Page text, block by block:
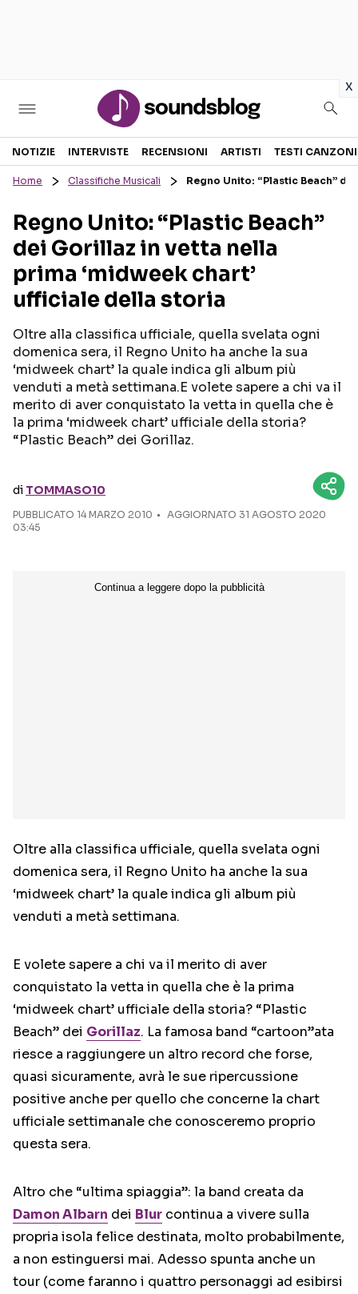
x
Sezioni
RECENSIONI MUSICALI
INTERVISTE
GOSSIP E CURIOSITÀ
TESTI CANZONI
TOUR ED EVENTI
TALENT SHOW
Seguici sui social
NOTIZIE INTERVISTE RECENSIONI ARTISTI TESTI CANZONI
Home Classifiche Musicali Regno Unito: “Plastic Beach”
Regno Unito: “Plastic Beach”
dei Gorillaz in vetta nella
prima ‘midweek chart’
ufficiale della storia
Oltre alla classifica ufficiale, quella svelata ogni
domenica sera, il Regno Unito ha anche la sua
‘midweek chart’ la quale indica gli album più
venduti a metà settimana.E volete sapere a chi va il
merito di aver conquistato la vetta in quella che è
la prima ‘midweek chart’ ufficiale della storia?
“Plastic Beach” dei Gorillaz.
di TOMMASO10
PUBBLICATO 14 MARZO 2010
AGGIORNATO 31 AGOSTO 2020
03:45
Oltre alla classifica ufficiale, quella svelata ogni
domenica sera, il Regno Unito ha anche la sua
‘midweek chart’ la quale indica gli album più
venduti a metà settimana.
E volete sapere a chi va il merito di aver
conquistato la vetta in quella che è la prima
‘midweek chart’ ufficiale della storia? “Plastic
Beach” dei Gorillaz. La famosa band “cartoon”ata
riesce a raggiungere un altro record che forse,
quasi sicuramente, avrà le sue ripercussione
positive anche per quello che concerne la chart
ufficiale settimanale che conosceremo proprio
questa sera.
Altro che “ultima spiaggia”: la band creata da
Damon Albarn dei Blur continua a vivere sulla
propria isola felice destinata, molto probabilmente,
a non estinguersi mai. Adesso spunta anche un
tour (come faranno i quattro personaggi ad esibirsi